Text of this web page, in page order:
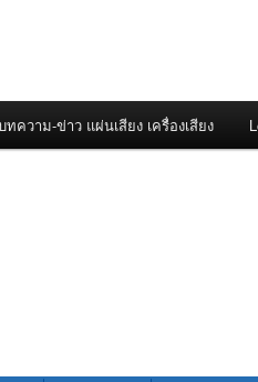
ทความ-ข่าว แผ่นเสียง เครื่องเสียง